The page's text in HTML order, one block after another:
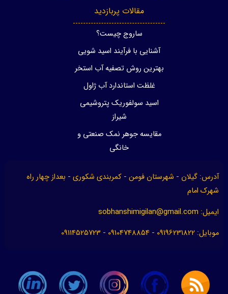
مقالات پربازدید
ساروج چیست؟
آشنایی با فرآیند اسید شویی
بهترین روش تصفیه آب استخر
غلظت استاندارد آب ژاول
اسید سولفوریک پتروشیمی
شیراز
مقایسه جوهر نمک صنعتی و
خانگی
آدرس: گیلان - شهرستان فومن - کمربندی شکوری - بعداز چهار راه
شهرک امام
ایمیل: sobhanshimigilan@gmail.com
موبایل: 09196231822 - 09104748854 - 09114525723